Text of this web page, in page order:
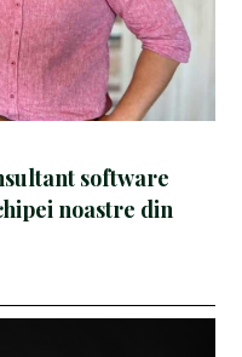
software
noastre din